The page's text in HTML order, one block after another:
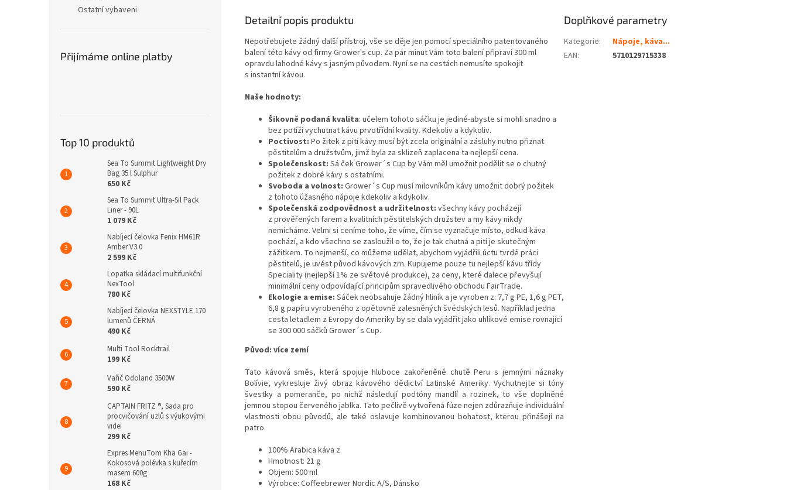
Ostatní vybaveni
Přijímáme online platby
Top 10 produktů
Sea To Summit Lightweight Dry
Bag 35 l Sulphur
650 Kč
Sea To Summit Ultra-Sil Pack
Liner - 90L
1 079 Kč
Nabíjecí čelovka Fenix HM61R
Amber V3.0
2 599 Kč
Lopatka skládací multifunkční
NexTool
780 Kč
Nabíjecí čelovka NEXSTYLE 170
lumenů ČERNÁ
490 Kč
Multi Tool Rocktrail
199 Kč
Vařič Odoland 3500W
590 Kč
CAPTAIN FRITZ ®, Sada pro
procvičování uzlů s výukovými
videi
299 Kč
Expres MenuTom Kha Gai -
Kokosová polévka s kuřecím
masem 600g
168 Kč
Detailní popis produktu
Nepotřebujete žádný další přístroj, vše se děje jen pomocí speciálního patentovaného
balení této kávy od firmy Grower's cup. Za pár minut Vám toto balení připraví 300 ml
opravdu lahodné kávy s jasným původem. Nyní se na cestách nemusíte spokojit
s instantní kávou.
Naše hodnoty:
Šikovně podaná kvalita: učelem tohoto sáčku je jediné-abyste si mohli snadno a
bez potíží vychutnat kávu prvotřídní kvality. Kdekoliv a kdykoliv.
Poctivost: Po žitek z pití kávy musí být zcela originální a zásluhy nutno přiznat
pěstitelům a družstvům, jimž byla za sklizeň zaplacena ta nejlepší cena.
Společenskost: Sá ček Grower´s Cup by Vám měl umožnit podělit se o chutný
požitek z dobré kávy s ostatními.
Svoboda a volnost: Grower´s Cup musí milovníkům kávy umožnit dobrý požitek
z tohoto úžasného nápoje kdekoliv a kdykoliv.
Společenská zodpovědnost a udržitelnost: všechny kávy pocházejí
z prověřených farem a kvalitních pěstitelských družstev a my kávy nikdy
nemícháme. Velmi si ceníme toho, že víme, čím se vyznačuje místo, odkud káva
pochází, a kdo všechno se zasloužil o to, že je tak chutná a pití je skutečným
zážitkem. To nejmenší, co můžeme udělat, abychom vyjádřili úctu tvrdé práci
pěstitelů, je uvést původ kávových zrn. Kupujeme pouze tu nejlepší kávu třídy
Speciality (nejlepší 1% ze světové produkce), za ceny, které dalece převyšují
minimální ceny odpovídající principům spravedlivého obchodu FairTrade.
Ekologie a emise: Sáček neobsahuje žádný hliník a je vyroben z: 7,7 g PE, 1,6 g PET,
6,8 g papíru vyrobeného z opětovně zalesněných švédských lesů. Například jedna
cesta letadlem z Evropy do Ameriky by se dala vyjádřit jako uhlíkové emise rovnající
se 300 000 sáčků Grower´s Cup.
Původ: více zemí
Tato kávová směs, která spojuje hluboce zakořeněné chutě Peru s jemnými náznaky
Bolívie, vykresluje živý obraz kávového dědictví Latinské Ameriky. Vychutnejte si tóny
švestky a pomeranče, po nichž následují podtóny mandlí a rozinek, to vše doplněné
jemnou stopou červeného jablka. Tato pečlivě vytvořená fúze nejen zdůrazňuje individuální
vlastnosti obou původů, ale také oslavuje kombinovanou bohatost, kterou přinášejí na
patro.
100% Arabica káva z
Hmotnost: 21 g
Objem: 500 ml
Výrobce: Coffeebrewer Nordic A/S, Dánsko
Doplňkové parametry
Kategorie:
Nápoje, káva...
EAN: 5710129715338